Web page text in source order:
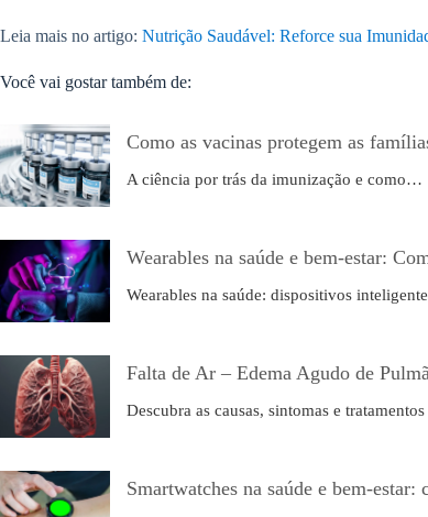
Leia mais no artigo: Nutrição Saudável: Reforce sua
Você vai gostar também de:
Como as vacinas protegem as
A ciência por trás da imunização e como…
Wearables na saúde e bem-estar:
Wearables na saúde: dispositivos
Falta de Ar – Edema Agudo de
Descubra as causas, sintomas e
Smartwatches na saúde e bem-estar: